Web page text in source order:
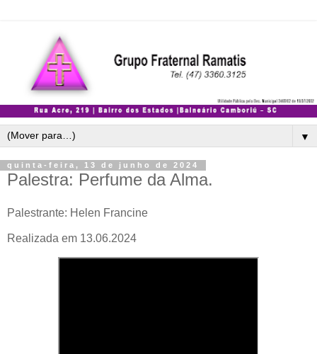
▼
quinta-feira, 13 de junho de 2024
Palestra: Perfume da Alma.
Palestrante: Helen Francine
Realizada em 13.06.2024